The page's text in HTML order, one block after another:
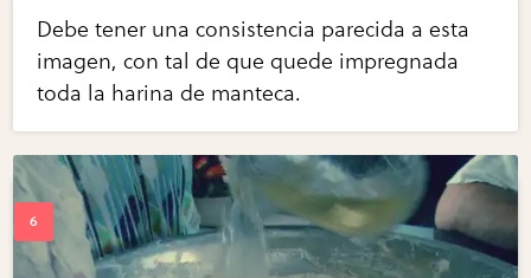
Debe tener una consistencia parecida a esta
imagen, con tal de que quede impregnada
toda la harina de manteca.